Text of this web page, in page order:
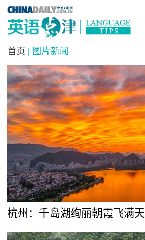
首页 | 图片新闻
杭州：千岛湖绚丽朝霞飞满天